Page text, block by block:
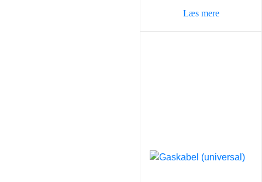
Læs mere